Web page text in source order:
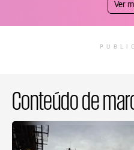
Ver
Conteúdo de